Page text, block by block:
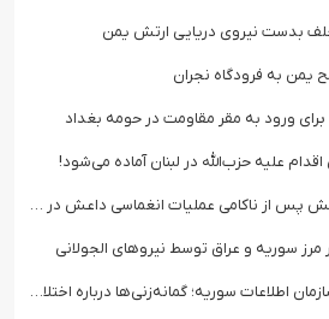
بدست نیروی دریایی ارتش یمن
یمن به فرودگاه نجران
برای ورود به مقر مقاومت در حومه بغداد
اقدام علیه حزب‌الله در لبنان آماده می‌شود!
پس از ناکامی عملیات انغماسی داعش در رقه
سوریه و عراق توسط نیروهای الجولانی
سوریه؛ گمانه‌زنی‌ها درباره اختلافات در ساختار امنیتی